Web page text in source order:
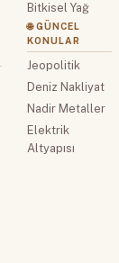
Bitkisel Yağ
🌐 GÜNCEL
KONULAR
Jeopolitik
Deniz Nakliyat
Nadir Metaller
Elektrik
Altyapısı